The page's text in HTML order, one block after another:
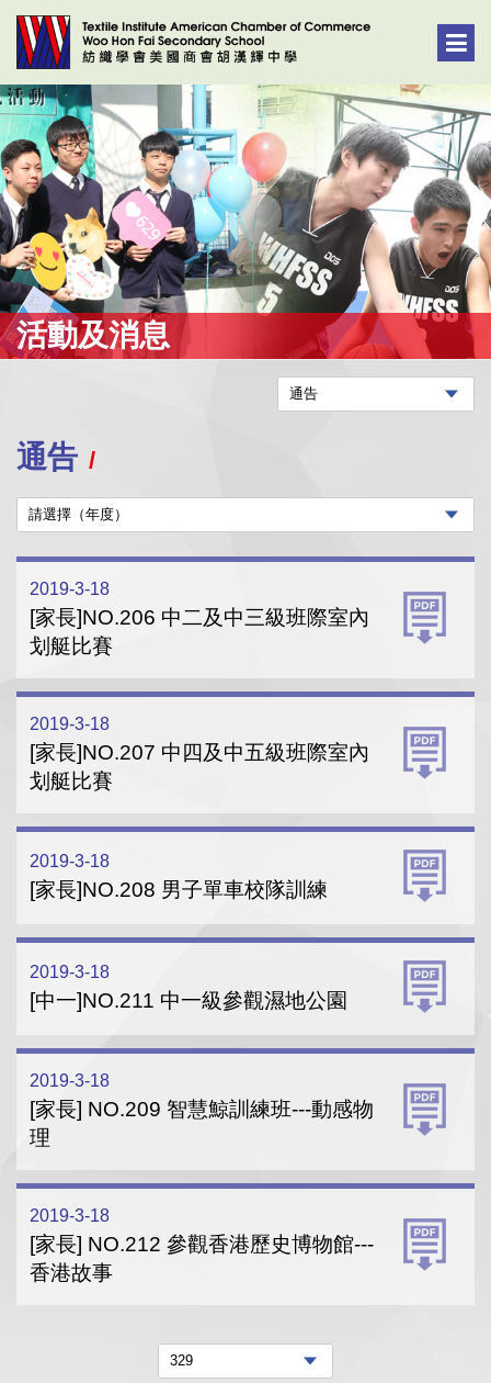
活動及消息
通告
2019-3-18
[家長]NO.206 中二及中三級班際室內
划艇比賽
2019-3-18
[家長]NO.207 中四及中五級班際室內
划艇比賽
2019-3-18
[家長]NO.208 男子單車校隊訓練
2019-3-18
[中一]NO.211 中一級參觀濕地公園
2019-3-18
[家長] NO.209 智慧鯨訓練班---動感物
理
2019-3-18
[家長] NO.212 參觀香港歷史博物館---
香港故事